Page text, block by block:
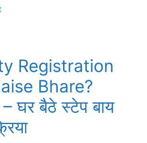
Registration
Bhare?
घर बैठे स्टेप बाय